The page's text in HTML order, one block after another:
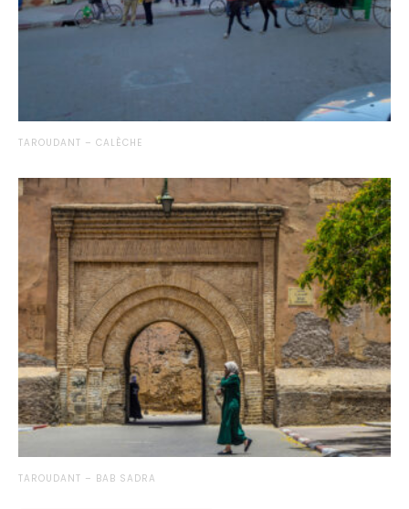
TAROUDANT – CALÈCHE
TAROUDANT – BAB SADRA